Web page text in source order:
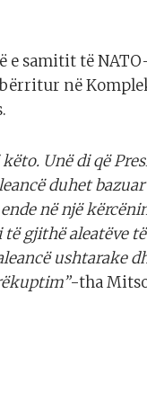
e samitit të
në
Unë di që
duhet
në një
gjithë aleatëve
ushtarake
-tha